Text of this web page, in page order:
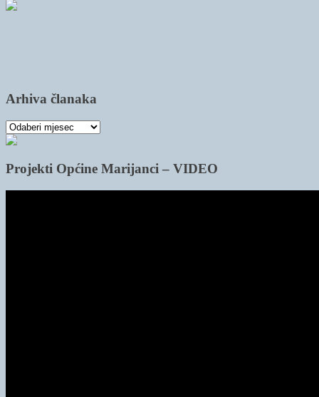
Arhiva članaka
Arhiva
članaka
Projekti Općine Marijanci – VIDEO